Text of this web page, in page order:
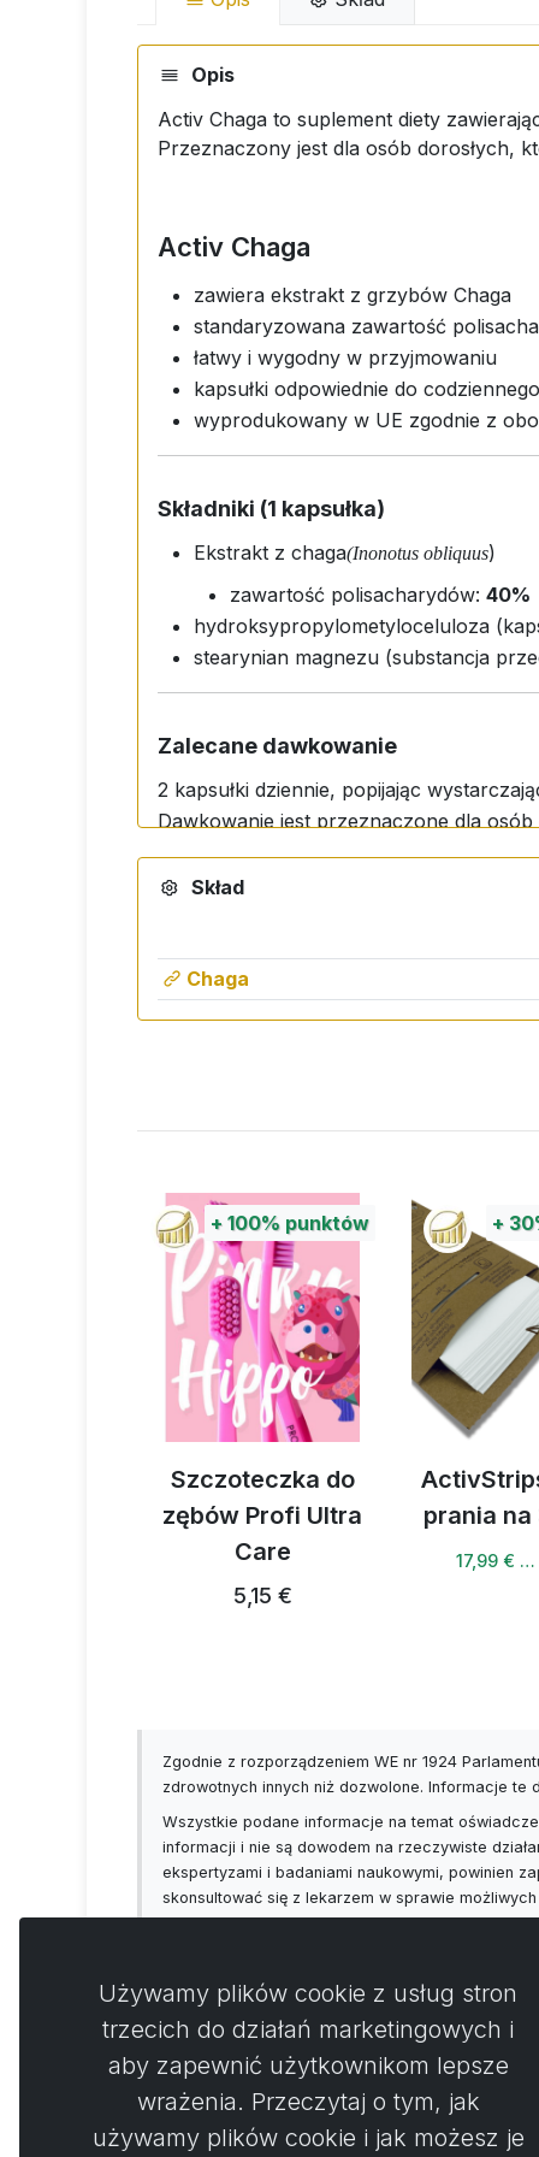
Opis
Activ Chaga to suplement diety
Przeznaczony jest dla osób dorosłych,
Activ Chaga
zawiera ekstrakt z grzybów Chaga
standaryzowana zawartość
łatwy i wygodny w przyjmowaniu
kapsułki odpowiednie do
wyprodukowany w UE zgodnie z
Składniki (1 kapsułka)
Ekstrakt z chaga(Inonotus obliquus)
zawartość polisacharydów: 40%
hydroksypropylometyloceluloza
stearynian magnezu (substancja
Zalecane dawkowanie
2 kapsułki dziennie, popijając
Dawkowanie jest przeznaczone dla osób
Skład
Chaga
+ 100%punktów
Szczoteczka do
zębów Profi Ultra
Care
5,15 €
+
prania
17,99 € …
Zgodnie z rozporządzeniem WE nr 1924
zdrowotnych innych niż dozwolone. Informacje te
Wszystkie podane informacje na temat
informacji i nie są dowodem na rzeczywiste
ekspertyzami i badaniami naukowymi, powinien
skonsultować się z lekarzem w sprawie
0
Używamy plików cookie z usług stron
trzecich do działań marketingowych i
aby zapewnić użytkownikom lepsze
wrażenia. Przeczytaj o tym, jak
używamy plików cookie i jak możesz je